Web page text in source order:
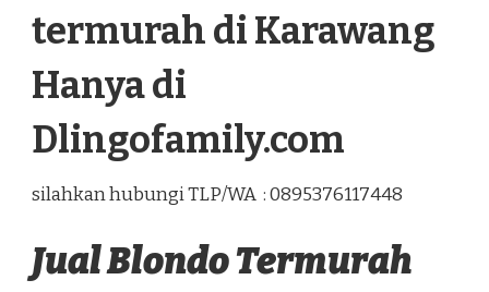
termurah di Karawang
Hanya di
Dlingofamily.com
silahkan hubungi TLP/WA : 0895376117448
Jual Blondo Termurah